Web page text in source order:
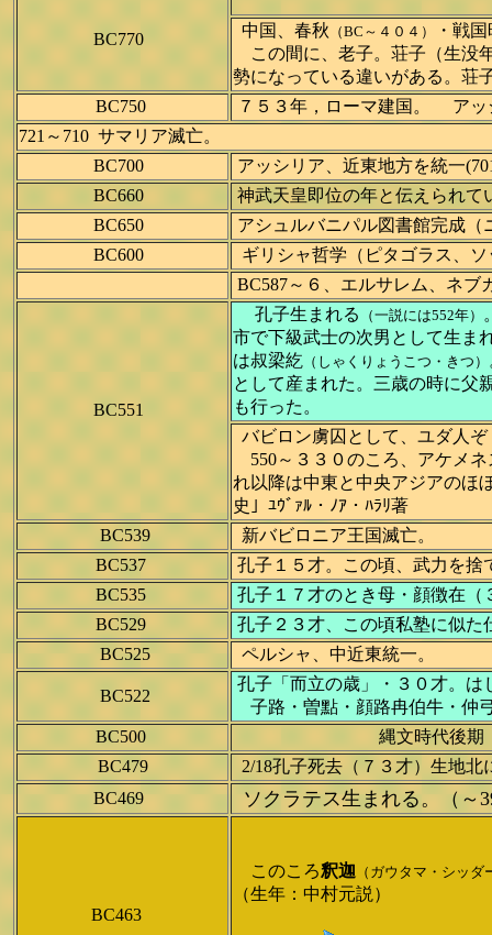
BC770 中国、春秋 （BC～４０４）
・戦
この間に、老子。荘子（生没
勢になっている違いがある。荘
BC750
７５３年，ローマ建国。 アッ
721～710 サマリア滅亡。
BC700
アッシリア、近東地方を統一
BC660
神武天皇即位の年と伝えられて
BC650
アシュルバニパル図書館完成（
BC600
ギリシャ哲学（ピタゴラス、
BC587～６、エルサレム、ネブ
BC551
孔子生まれる （一説には552年）
市で下級武士の次男として生ま
は叔梁紇 （しゃくりょうこつ・きつ）
として産まれた。三歳の時に父
も行った。
バビロン虜囚として、ユダ人
550～３３０のころ、アケメ
れ以降は中東と中央アジアのほ
史」ﾕｳﾞｧﾙ・ﾉｱ・ﾊﾗﾘ著
BC539
新バビロニア王国滅亡。
BC537
孔子１５才。この頃、武力を
BC535
孔子１７才のとき母・顔徴在（
BC529
孔子２３才、この頃私塾に似た
BC525
ペルシャ、中近東統一。
BC522
孔子「而立の歳」・３０才。は
子路・曽點・顔路冉伯牛・仲
BC500
縄文時代後期
BC479
2/18孔子死去（７３才）生地
BC469
ソクラテス生まれる。（～
BC463
このころ釈迦 （ガウタマ・シッダ
（生年：中村元説）